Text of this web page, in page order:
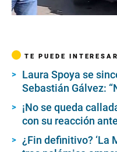
03:37
TE PUEDE INTERESAR
Laura Spoya se
Sebastián Gálvez:
¡No se queda
con su reacción
¿Fin definitivo? ‘La